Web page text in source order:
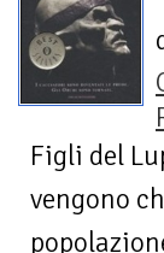
Figli del
vengono